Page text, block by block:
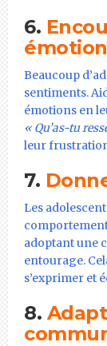
6.
Beaucoup
sentiments.
émotions en
« Qu’as-tu
leur
7.
Les
adoptant une
entourage.
s’exprimer et
8.